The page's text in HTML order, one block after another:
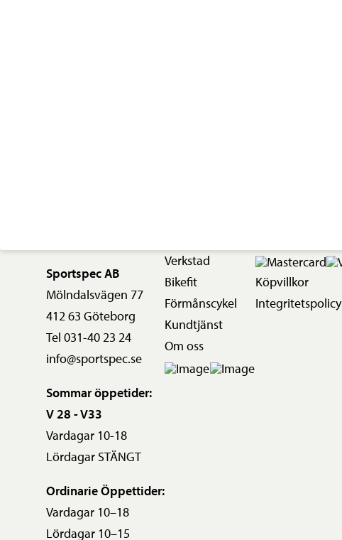
Sportspec AB
Mölndalsvägen 77
412 63 Göteborg
Tel 031-40 23 24
info@sportspec.se
Sommar öppetider:
V 28 - V33
Vardagar 10-18
Lördagar STÄNGT
Ordinarie Öppettider:
Vardagar 10–18
Lördagar 10–15
Verkstad
Bikefit
Förmånscykel
Kundtjänst
Om oss
Köpvillkor
Integritetspolicy